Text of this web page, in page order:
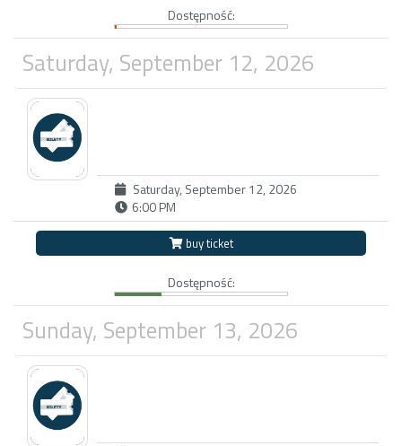
Dostępność:
Saturday, September 12, 2026
Saturday, September 12, 2026
6:00 PM
buy ticket
Dostępność:
Sunday, September 13, 2026